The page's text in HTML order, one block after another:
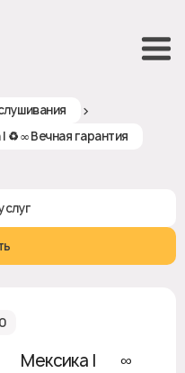
>
♻ ∞ Вечная гарантия
Мексика | ♻ ∞